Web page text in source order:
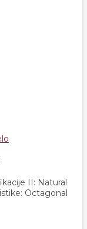
II: Natural
Octagonal